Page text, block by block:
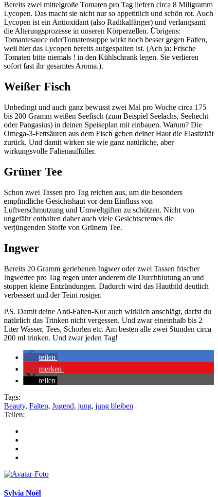
Bereits zwei mittelgroße Tomaten pro Tag liefern circa 8 Miligramm
Lycopen. Das macht sie nicht nur so appetitlich und schön rot. Auch
Lycopen ist ein Antioxidant (also Radikalfänger) und verlangsamt
die Alterungsprozesse in unseren Körperzellen. Übrigens:
Tomantesauce oderTomatensuppe wirkt noch besser gegen Falten,
weil hier das Lycopen bereits aufgespalten ist. (Ach ja: Frische
Tomaten bitte niemals ! in den Kühlschrank legen. Sie verlieren
sofort fast ihr gesamtes Aroma.).
Weißer Fisch
Unbedingt und auch ganz bewusst zwei Mal pro Woche circa 175
bis 200 Gramm weißen Seefisch (zum Beispiel Seelachs, Seehecht
oder Pangasius) in deinen Speiseplan mit einbauen. Warum? Die
Omega-3-Fettsäuren aus dem Fisch geben deiner Haut die Elastizität
zurück. Und damit wirken sie wie ganz natürliche, aber
wirkungsvolle Faltenauffüller.
Grüner Tee
Schon zwei Tassen pro Tag reichen aus, um die besonders
empfindliche Gesichtshaut vor dem Einfluss von
Luftverschmutzung und Umweltgiften zu schützen. Nicht von
ungefähr enthalten daher auch viele Gesichtscremes die
verjüngenden Stoffe von Grünem Tee.
Ingwer
Bereits 20 Gramm geriebenen Ingwer oder zwei Tassen frischer
Ingwertee pro Tag regen unter anderem die Durchblutung an und
stoppen kleine Entzündungen. Dadurch wird das Hautbild deutlich
verbessert und der Teint rosiger.
P.S. Damit deine Anti-Falten-Kur auch wirklich anschlägt, darfst du
natürlich das Trinken nicht vergessen. Und zwar eineinhalb bis 2
Liter Wasser, Tees, Schorlen etc. Am besten alle zwei Stunden circa
200 ml trinken. Und zwar jeden Tag!
teilen
merken
teilen
Tags:
Beauty, Falten, Jugend, jung, jung bleiben
Teilen:
Sylvia Noël